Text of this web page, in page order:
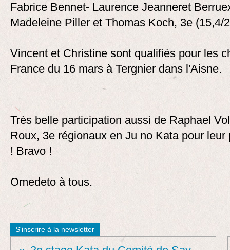
Fabrice Bennet- Laurence Jeanneret
Madeleine Piller et Thomas Koch, 3e (15,4/
Vincent et Christine sont qualifiés pour les
France du 16 mars à Tergnier dans l'Aisne.
Très belle participation aussi de Raphael
Roux, 3e régionaux en Ju no Kata pour leur
! Bravo !
Omedeto à tous.
S'inscrire à la newsletter